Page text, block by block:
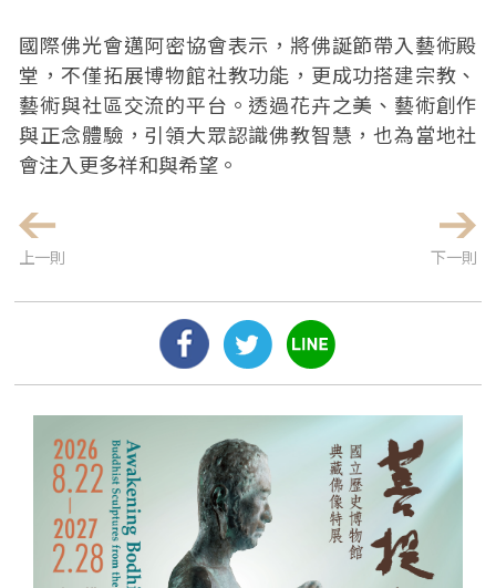
國際佛光會邁阿密協會表示，將佛誕節帶入藝術殿
堂，不僅拓展博物館社教功能，更成功搭建宗教、
藝術與社區交流的平台。透過花卉之美、藝術創作
與正念體驗，引領大眾認識佛教智慧，也為當地社
會注入更多祥和與希望。
上一則 下一則